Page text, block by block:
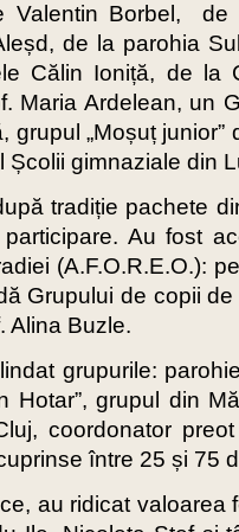
Valentin Borbel,
de la parohia
Călin Ioniță, de la
Maria Ardelean, un
grupul „Moșuț
Școlii gimnaziale din
tradiție pachete
Au fost
(A.F.O.R.E.O.):
Grupului de copii
Alina Buzle.
grupurile:
Hotar”, grupul din
coordonator
între 25 și 75
au ridicat